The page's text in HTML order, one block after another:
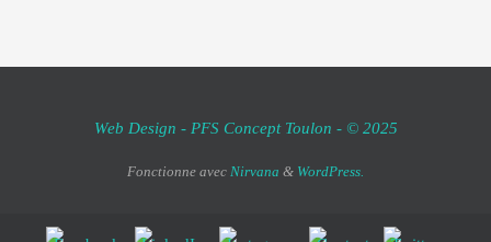
Web Design - PFS Concept Toulon - © 2025
Fonctionne avec Nirvana & WordPress.